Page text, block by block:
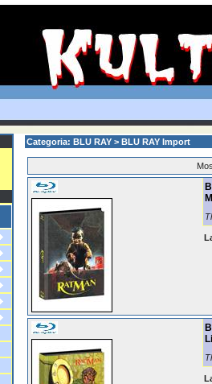
Categoria: BLU RAY > BLU RAY Import